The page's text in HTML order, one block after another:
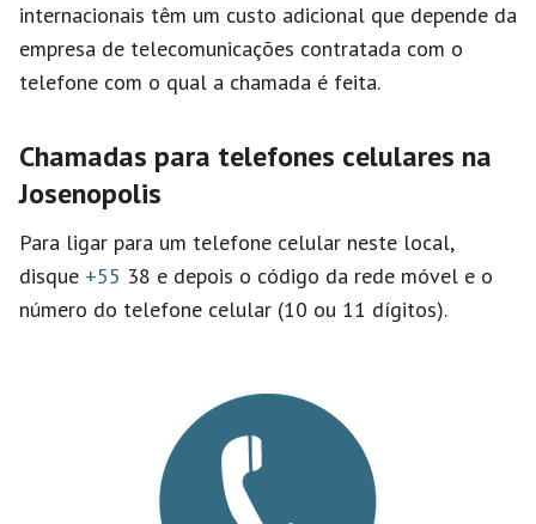
internacionais têm um custo adicional que depende da
empresa de telecomunicações contratada com o
telefone com o qual a chamada é feita.
Chamadas para telefones celulares na
Josenopolis
Para ligar para um telefone celular neste local,
disque +55 38 e depois o código da rede móvel e o
número do telefone celular (10 ou 11 dígitos).